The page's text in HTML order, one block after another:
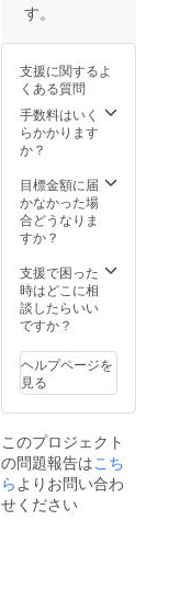
りま
４種類
の中か
ら柄を
一種類
選んで
リター
ン購入
時、
備考欄
きな柄
の種類
をご記
入お願
す。 柄
の種類
「輪
（Rin)
(Akou)
・大島
(Oshim
a)・ひ
らく
ウを
できま
す！！
（参加
人数30
名ま
動交通
費は別
となり
ま
す。
支援に関するよ
くある質問
手数料はいく
らかかります
か？
目標金額に届
かなかった場
合どうなりま
すか？
支援で困った
時はどこに相
談したらいい
ですか？
ヘルプページを
見る
このプロジェクト
の問題報告はこち
らよりお問い合わ
せください